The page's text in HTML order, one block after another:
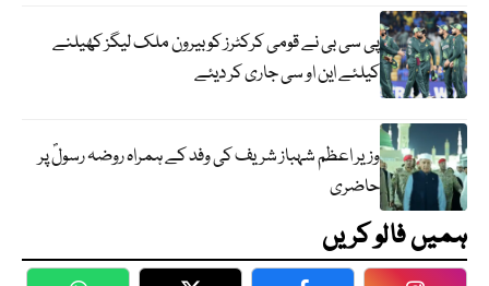
پی سی بی نے قومی کرکٹرز کو بیرون ملک لیگز کھیلنے
کیلئے این او سی جاری کر دیئے
وزیر اعظم شہباز شریف کی وفد کے ہمراہ روضہ رسولؐ پر
حاضری
ہمیں فالو کریں